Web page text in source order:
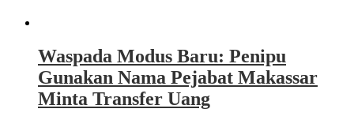
Waspada Modus Baru: Penipu
Gunakan Nama Pejabat Makassar
Minta Transfer Uang